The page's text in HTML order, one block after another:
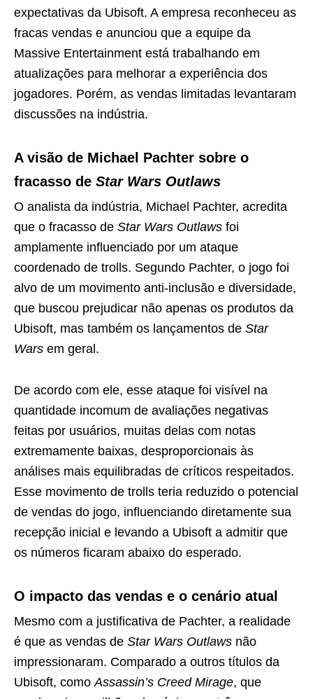
expectativas da Ubisoft. A empresa reconheceu as
fracas vendas e anunciou que a equipe da
Massive Entertainment está trabalhando em
atualizações para melhorar a experiência dos
jogadores. Porém, as vendas limitadas levantaram
discussões na indústria.
A visão de Michael Pachter sobre o
fracasso de Star Wars Outlaws
O analista da indústria, Michael Pachter, acredita
que o fracasso de Star Wars Outlaws foi
amplamente influenciado por um ataque
coordenado de trolls. Segundo Pachter, o jogo foi
alvo de um movimento anti-inclusão e diversidade,
que buscou prejudicar não apenas os produtos da
Ubisoft, mas também os lançamentos de Star
Wars em geral.
De acordo com ele, esse ataque foi visível na
quantidade incomum de avaliações negativas
feitas por usuários, muitas delas com notas
extremamente baixas, desproporcionais às
análises mais equilibradas de críticos respeitados.
Esse movimento de trolls teria reduzido o potencial
de vendas do jogo, influenciando diretamente sua
recepção inicial e levando a Ubisoft a admitir que
os números ficaram abaixo do esperado.
O impacto das vendas e o cenário atual
Mesmo com a justificativa de Pachter, a realidade
é que as vendas de Star Wars Outlaws não
impressionaram. Comparado a outros títulos da
Ubisoft, como Assassin’s Creed Mirage, que